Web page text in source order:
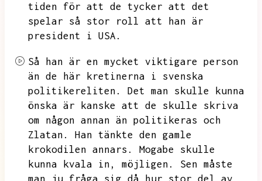
tiden för att de tycker att det
spelar så stor roll att han är
president i USA.
Så han är en mycket viktigare person
än de här kretinerna i svenska
politikereliten.
Det man skulle kunna
önska är kanske att de skulle skriva
om någon annan än politikeras och
Zlatan.
Han tänkte den gamle
krokodilen annars.
Mogabe skulle
kunna kvala in,
möjligen.
Sen måste
man ju fråga sig då hur stor del av